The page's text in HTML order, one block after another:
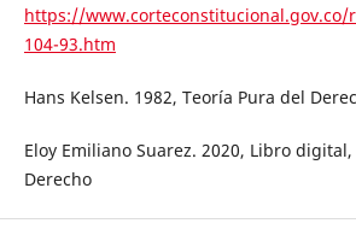
https://www.corteconstitucional.gov.co/
104-93.htm
Hans Kelsen. 1982, Teoría Pura del
Eloy Emiliano Suarez. 2020, Libro
Derecho